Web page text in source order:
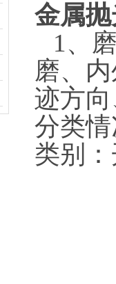
金属
1、
磨、
迹方
分类
类别